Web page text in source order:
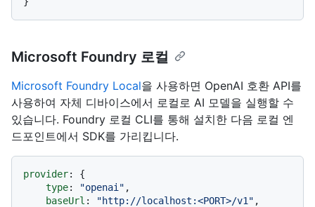
Microsoft Foundry 로컬
Microsoft Foundry Local을 사용하면 OpenAI 호환 API를
사용하여 자체 디바이스에서 로컬로 AI 모델을 실행할 수
있습니다. Foundry 로컬 CLI를 통해 설치한 다음 로컬 엔
드포인트에서 SDK를 가리킵니다.
provider: {
type: "openai" ,
baseUrl : "http://localhost:<PORT>/v1" ,